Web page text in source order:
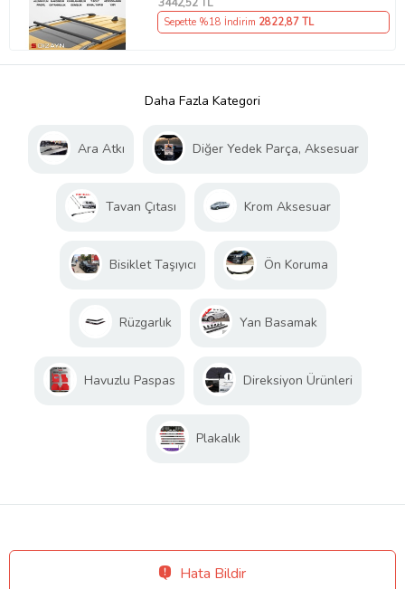
,52 TL
Sepette %18 İndirim 2822,87 TL
Daha Fazla Kategori
Ara Atkı Diğer Yedek Parça, Aksesuar
Tavan Çıtası Krom Aksesuar
Bisiklet Taşıyıcı Ön Koruma
Rüzgarlık Yan Basamak
Havuzlu Paspas Direksiyon Ürünleri
Plakalık
Hata Bildir